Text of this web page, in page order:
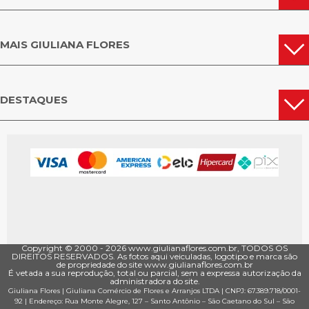
PELOTAS SANTA MARIA
OUTRAS CIDADES
DO RIO GRANDE
MAIS GIULIANA FLORES
DESTAQUES
Copyright © 2000 - ­2026 www.giulianaflores.com.br, TODOS OS
DIREITOS RESERVADOS. As fotos aqui veiculadas, logotipo e marca são
de propriedade do site www.giulianaflores.com.br
É vetada a sua reprodução, total ou parcial, sem a expressa autorização da
administradora do site.
Giuliana Flores | Giuliana Comércio de Flores e Arranjos LTDA | CNPJ: 67.389.718/0001­
92 | Endereço: Rua Monte Alegre, 127 – Santo Antônio – São Caetano do Sul – São